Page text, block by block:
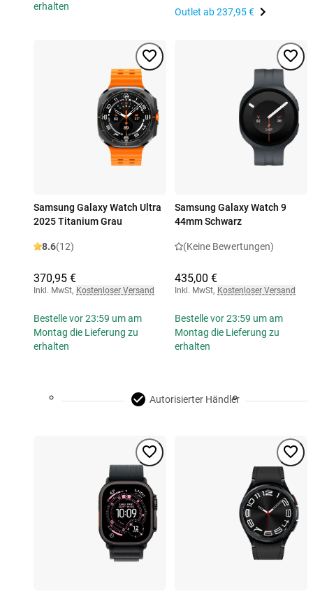
erhalten
Outlet ab237,95 €
Samsung Galaxy Watch Ultra
2025 Titanium Grau
8.6(12)
370,95 €
Inkl. MwSt, Kostenloser Versand
Bestelle vor 23:59 um am
Montag die Lieferung zu
erhalten
Samsung Galaxy Watch 9
44mm Schwarz
(Keine Bewertungen)
435,00 €
Inkl. MwSt, Kostenloser Versand
Bestelle vor 23:59 um am
Montag die Lieferung zu
erhalten
Autorisierter Händler